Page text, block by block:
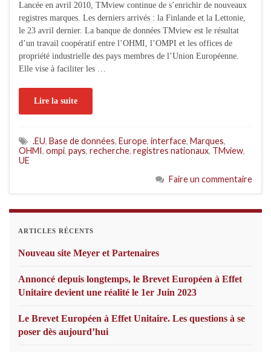
Lancée en avril 2010, TMview continue de s’enrichir de nouveaux
registres marques. Les derniers arrivés : la Finlande et la Lettonie,
le 23 avril dernier. La banque de données TMview est le résultat
d’un travail coopératif entre l’OHMI, l’OMPI et les offices de
propriété industrielle des pays membres de l’Union Européenne.
Elle vise à faciliter les …
Lire la suite
.EU, Base de données, Europe, interface, Marques,
OHMI, ompi, pays, recherche, registres nationaux, TMview,
UE
Faire un commentaire
ARTICLES RÉCENTS
Nouveau site Meyer et Partenaires
Annoncé depuis longtemps, le Brevet Européen à Effet
Unitaire devient une réalité le 1er Juin 2023
Le Brevet Européen à Effet Unitaire. Les questions à se
poser dès aujourd’hui